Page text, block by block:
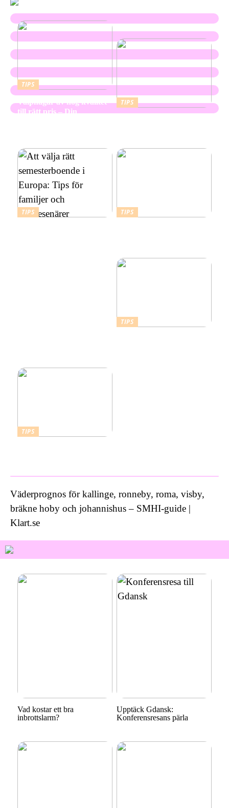
TIPS
Valphagar av hög kvalitet
till rätt pris – Din
TIPS
TIPS TIPS
TIPS
TIPS
Väderprognos för kallinge, ronneby, roma, visby,
bräkne hoby och johannishus – SMHI-guide |
Klart.se
Vad kostar ett bra
inbrottslarm?
Upptäck Gdansk:
Konferensresans pärla